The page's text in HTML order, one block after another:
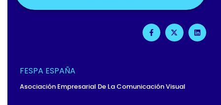
F
A
C
F
X
-
T
L
I
N
FESPA ESPAÑA
Asociación Empresarial De La Comunicación Visual